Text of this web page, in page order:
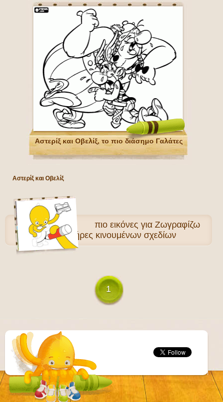
Αστερίξ και Οβελίξ, το πιο διάσημο Γαλάτες
Αστερίξ και Οβελίξ
πιο εικόνες για Ζωγραφίζω
Χαρακτήρες κινουμένων σχεδίων
1